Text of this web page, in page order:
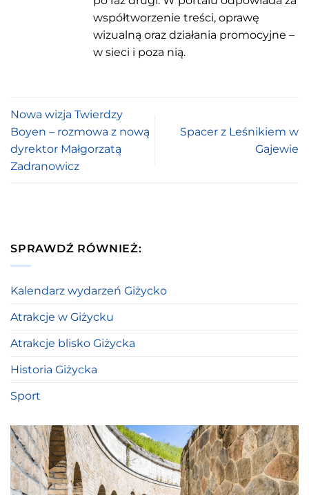
współtworzenie treści, oprawę
wizualną oraz działania promocyjne –
w sieci i poza nią.
Nowa wizja Twierdzy
Boyen – rozmowa z nową
dyrektor Małgorzatą
Zadranowicz
Spacer z Leśnikiem w
Gajewie
SPRAWDŹ RÓWNIEŻ:
Kalendarz wydarzeń Giżycko
Atrakcje w Giżycku
Atrakcje blisko Giżycka
Historia Giżycka
Sport